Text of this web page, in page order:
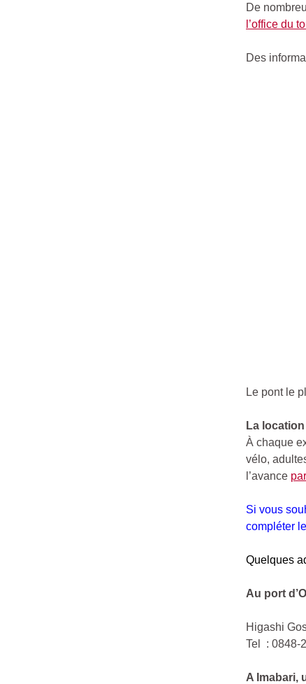
De
l’office du
Des
Le pont le
La
À chaque
vélo,
l’avance
Si vous
compléter
Quelques
Au port
Higashi
Tel : 0848-
A Imabari,